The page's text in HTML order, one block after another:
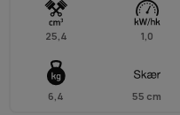
25,4 1,0
6,4 55 cm